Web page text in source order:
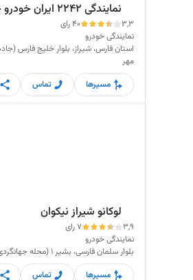
نمایندگی ۲۲۴۲ ایران خودرو جهانی
3,3
40 رای
نمایندگی خودرو
استان فارس، شیراز، بلوار خلیج فارس
مهر
مسیرها
تماس
لوکانو شیراز نیکوان
3,9
7 رای
نمایندگی خودرو
بلوار سلمان فارسی، بشیر 1 (محله جهانگردی - پیرنیا)
مسیرها
تماس